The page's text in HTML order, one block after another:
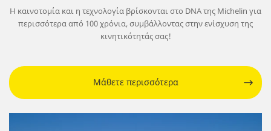
Η καινοτομία και η τεχνολογία βρίσκονται στο DNA της Michelin για
περισσότερα από 100 χρόνια, συμβάλλοντας στην ενίσχυση της
κινητικότητάς σας!
Μάθετε περισσότερα